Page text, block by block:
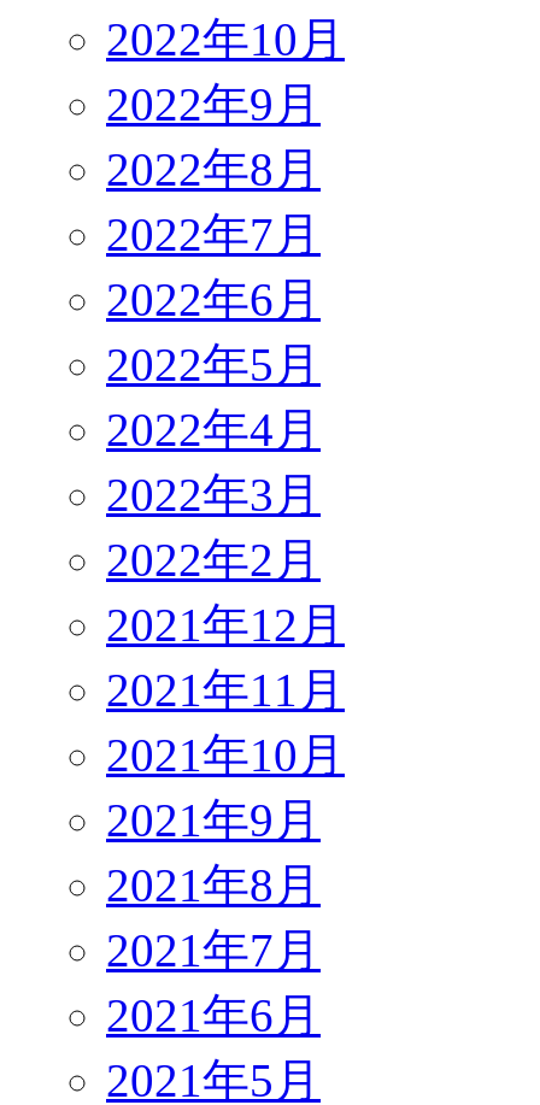
2022年10月
2022年9月
2022年8月
2022年7月
2022年6月
2022年5月
2022年4月
2022年3月
2022年2月
2021年12月
2021年11月
2021年10月
2021年9月
2021年8月
2021年7月
2021年6月
2021年5月